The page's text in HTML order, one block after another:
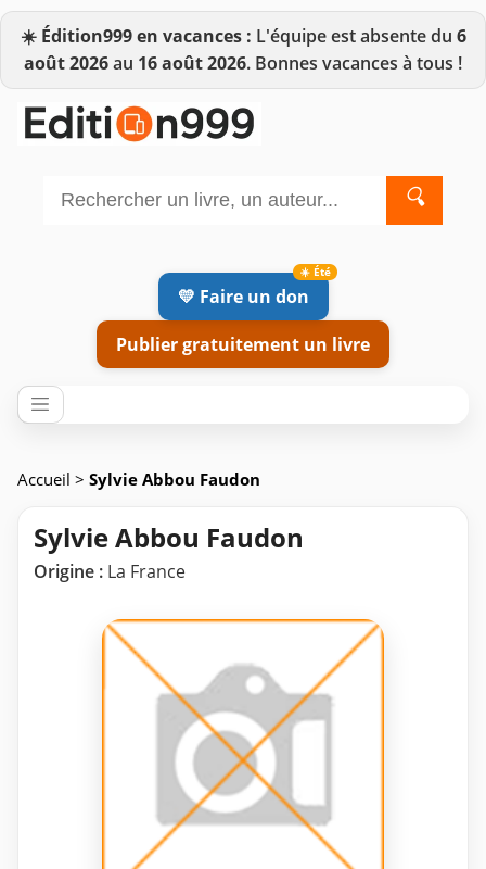
☀️ Édition999 en vacances : L'équipe est absente du 6
août 2026au 16 août 2026. Bonnes vacances à tous !
🔍
💛 Faire un don
Publier gratuitement un livre
Accueil > Sylvie Abbou Faudon
Sylvie Abbou Faudon
Origine : La France